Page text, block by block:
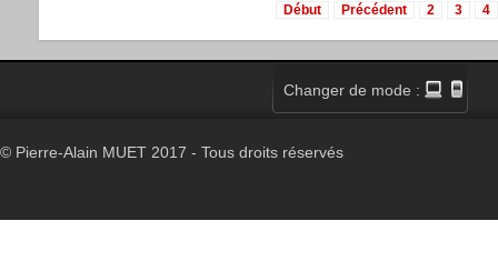
Début Précédent 2 3 4
Changer de mode :
© Pierre-Alain MUET 2017 - Tous droits réservés